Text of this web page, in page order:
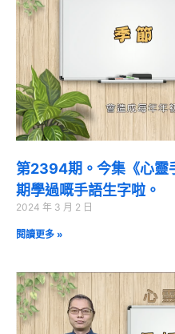
第2394期。今集《心靈
期學過嘅手語生字啦。
2024 年 3 月 2 日
閱讀更多 »